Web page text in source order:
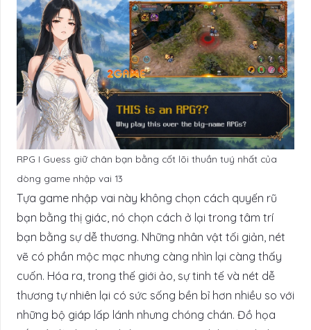
RPG I Guess giữ chân bạn bằng cốt lõi thuần tuý nhất của
dòng game nhập vai 13
Tựa game nhập vai này không chọn cách quyến rũ
bạn bằng thị giác, nó chọn cách ở lại trong tâm trí
bạn bằng sự dễ thương. Những nhân vật tối giản, nét
vẽ có phần mộc mạc nhưng càng nhìn lại càng thấy
cuốn. Hóa ra, trong thế giới ảo, sự tinh tế và nét dễ
thương tự nhiên lại có sức sống bền bỉ hơn nhiều so với
những bộ giáp lấp lánh nhưng chóng chán. Đồ họa